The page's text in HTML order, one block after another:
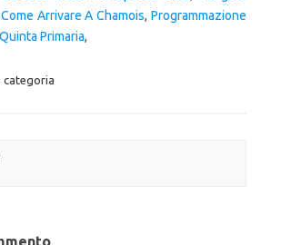
Come Arrivare A Chamois,Programmazione
Primaria,
categoria